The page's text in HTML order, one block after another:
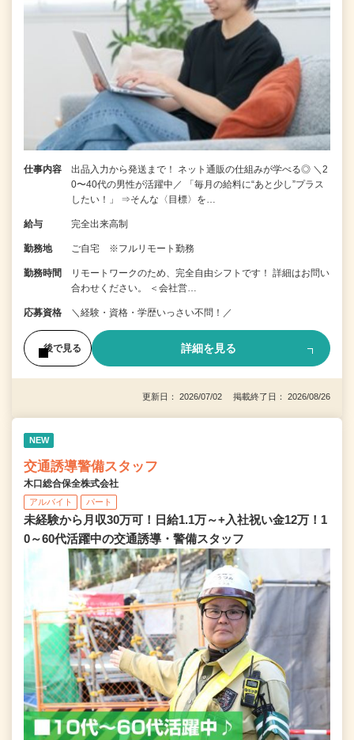
仕事内容
出品入力から発送まで！ ネット通販の仕組みが学べる◎ ＼2
0〜40代の男性が活躍中／ 「毎月の給料に“あと少し”プラス
したい！」 ⇒そんな〈目標〉を…
給与 完全出来高制
勤務地 ご自宅 ※フルリモート勤務
勤務時間
リモートワークのため、完全自由シフトです！ 詳細はお問い
合わせください。 ＜会社営…
応募資格 ＼経験・資格・学歴いっさい不問！／
後で見る 詳細を見る
更新日： 2026/07/02 掲載終了日： 2026/08/26
NEW
交通誘導警備スタッフ
木口総合保全株式会社
アルバイト パート
未経験から月収30万可！日給1.1万～+入社祝い金12万！1
0～60代活躍中の交通誘導・警備スタッフ